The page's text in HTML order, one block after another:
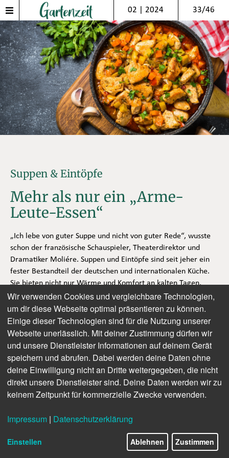
02 | 2024 33/46
Suppen & Eintöpfe
Mehr als nur ein „Arme-
Leute-Essen“
„Ich lebe von guter Suppe und nicht von guter Rede“, wusste
schon der französische Schauspieler, Theaterdirektor und
Dramatiker Moliére. Suppen und Eintöpfe sind seit jeher ein
fester Bestandteil der deutschen und internationalen Küche.
Sie bieten nicht nur Wärme und Komfort an kalten Tagen,
sondern sind auch wahre Geschmacksexplosionen. Gerade
jetzt, im Herbst und im bevorstehenden Winter wärmen
herzhafte Suppen wie Kürbissuppe oder Gulaschsuppe Körper
und Seele.
Kennst du schon diese berühmten Suppen-Klassiker?
Tomatensuppe
Ein Klassiker, der nie aus der Mode kommt. Perfekt mit
frischen Tomaten und Basilikum.
Kartoffelsuppe
Cremig und sättigend, ideal für kalte Wintertage.
Hühnersuppe
Wir verwenden Cookies und vergleichbare Technologien,
um dir diese Webseite optimal präsentieren zu können.
Einige dieser Technologien sind für die Nutzung unserer
Webseite unerlässlich. Mit deiner Zustimmung dürfen wir
und unsere Dienstleister Informationen auf deinem Gerät
speichern und abrufen. Dabei werden deine Daten ohne
deine Einwilligung nicht an Dritte weitergegeben, die nicht
direkt unsere Dienstleister sind. Deine Daten werden wir zu
keinem Zeitpunkt für kommerzielle Zwecke verwenden.
Impressum | Datenschutzerklärung
Einstellen Ablehnen Zustimmen